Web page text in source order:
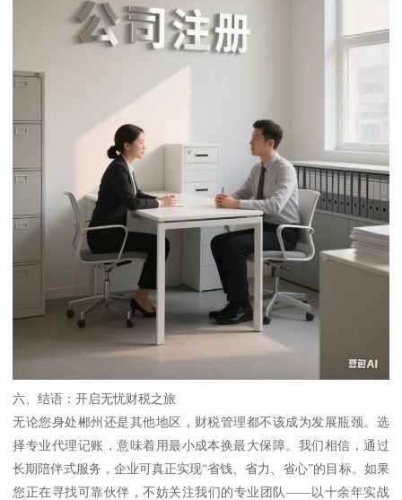
六、结语：开启无忧财税之旅
无论您身处郴州还是其他地区，财税管理都不该成为发展瓶颈。选
择专业代理记账，意味着用最小成本换最大保障。我们相信，通过
长期陪伴式服务，企业可真正实现“省钱、省力、省心”的目标。如果
您正在寻找可靠伙伴，不妨关注我们的专业团队——以十余年实战